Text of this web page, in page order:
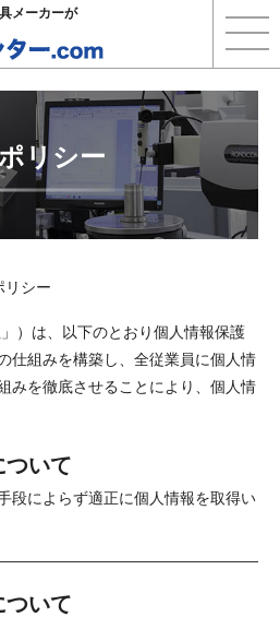
メーカーが
リシー
リシー
）は、以下のとおり個人情報保護
仕組みを構築し、全従業員に個人情
みを徹底させることにより、個人情
ついて
段によらず適正に個人情報を取得い
ついて